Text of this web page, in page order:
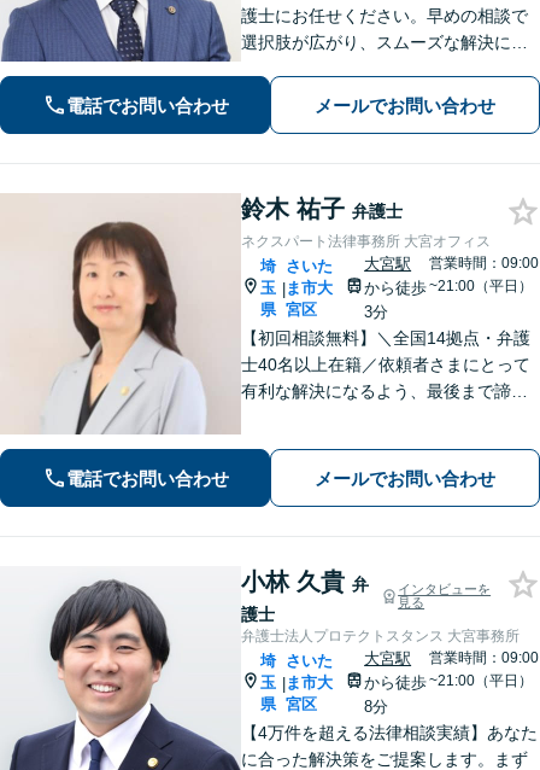
護士にお任せください。早めの相談で
選択肢が広がり、スムーズな解決につ
豊富】【示談成功・不起訴獲得の実績
豊富】あなたの権利を守り、最善の結
電話でお問い合わせ メールでお問い合わせ
鈴木 祐子 弁護士
ネクスパート法律事務所 大宮オフィス
埼
玉
県
|
さいた
ま市大
宮区
大宮駅
から徒歩
3分
営業時間：09:00
~21:00（平日）
【初回相談無料】＼全国14拠点・弁護
士40名以上在籍／依頼者さまにとって
有利な解決になるよう、最後まで諦め
談ください【夜間・休日対応】
電話でお問い合わせ メールでお問い合わせ
小林 久貴 弁
護士
インタビューを
見る
弁護士法人プロテクトスタンス 大宮事務所
埼
玉
県
|
さいた
ま市大
宮区
大宮駅
から徒歩
8分
営業時間：09:00
~21:00（平日）
【4万件を超える法律相談実績】あなた
に合った解決策をご提案します。まず